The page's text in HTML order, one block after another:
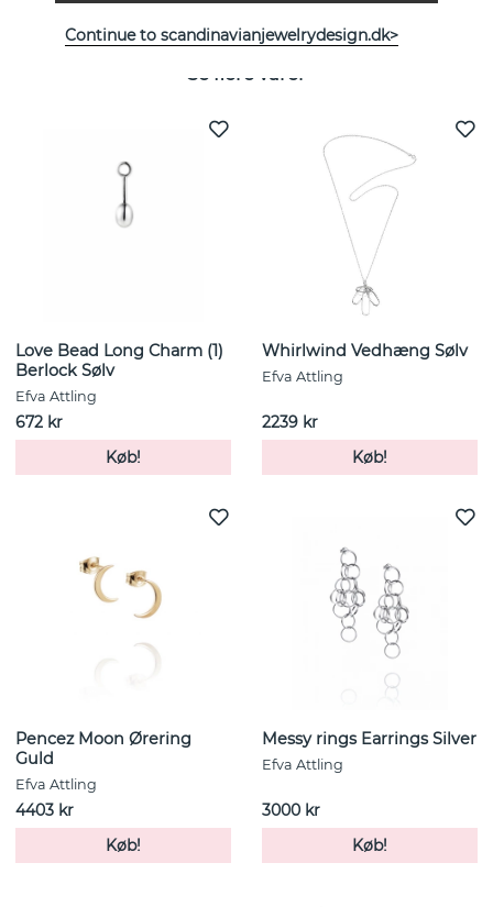
Se flere varer
Love Bead Long Charm (1)
Berlock Sølv
Efva Attling
672 kr
Køb!
Whirlwind Vedhæng Sølv
Efva Attling
2239 kr
Køb!
Pencez Moon Ørering
Guld
Efva Attling
4403 kr
Køb!
Messy rings Earrings Silver
Efva Attling
3000 kr
Køb!
Continue to scandinavianjewelrydesign.dk>